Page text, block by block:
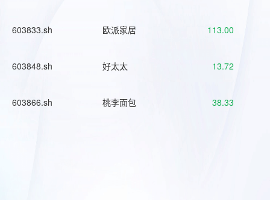
603833.sh 欧派家居 113.00
603848.sh 好太太 13.72
603866.sh 桃李面包 38.33